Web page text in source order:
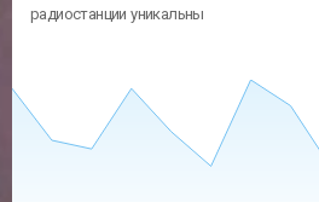
радиостанции уникальны